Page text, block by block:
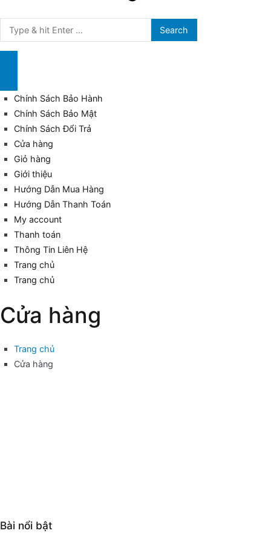
Search
for:
Chính Sách Bảo Hành
Chính Sách Bảo Mật
Chính Sách Đổi Trả
Cửa hàng
Giỏ hàng
Giới thiệu
Hướng Dẫn Mua Hàng
Hướng Dẫn Thanh Toán
My account
Thanh toán
Thông Tin Liên Hệ
Trang chủ
Trang chủ
Cửa hàng
Trang chủ
Cửa hàng
Bài nổi bật